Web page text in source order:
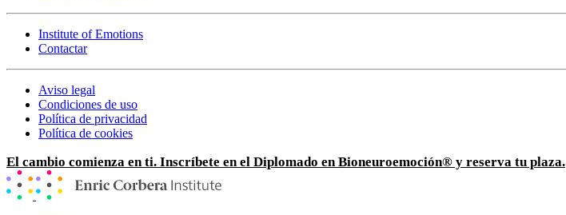
Institute of Emotions
Contactar
Aviso legal
Condiciones de uso
Política de privacidad
Política de cookies
El cambio comienza en ti. Inscríbete en el Diplomado en Bioneuroemoción® y reserva tu plaza.